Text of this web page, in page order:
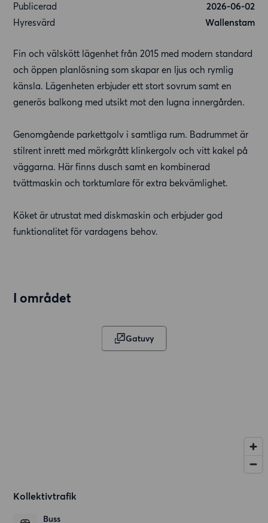
Publicerad
2026-06-02
Hyresvärd
Wallenstam
Fin och välskött lägenhet från 2015 med modern standard
och öppen planlösning som skapar en ljus och rymlig
känsla. Lägenheten erbjuder ett stort sovrum samt en
generös balkong med utsikt mot den lugna innergården.
Genomgående parkettgolv i samtliga rum. Badrummet är
stilrent inrett med mörkgrått klinkergolv och vitt kakel på
väggarna. Här finns dusch samt en kombinerad
tvättmaskin och torktumlare för extra bekvämlighet.
Köket är utrustat med diskmaskin och erbjuder god
funktionalitet för vardagens behov.
I området
Gatuvy
Kollektivtrafik
Buss